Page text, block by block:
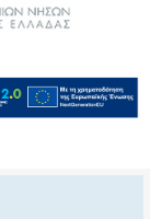
Ηπείρου
Δυτικής
Ελλάδας